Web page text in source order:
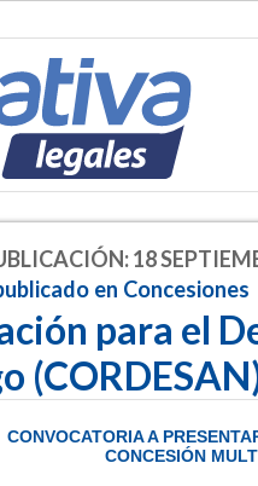
18
en Concesiones
para el
CONVOCATORIA A
CONCESIÓN